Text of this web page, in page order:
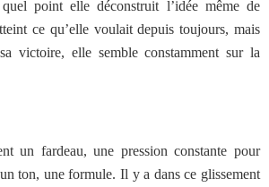
point elle déconstruit l’idée même de
ce qu’elle voulait depuis toujours, mais
victoire, elle semble constamment sur la
un fardeau, une pression constante pour
ton, une formule. Il y a dans ce glissement